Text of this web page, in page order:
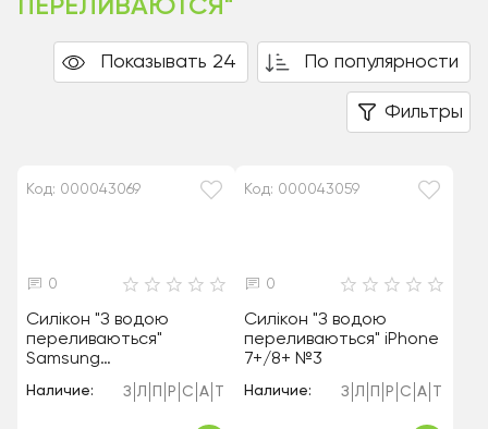
ПЕРЕЛИВАЮТСЯ"
Показывать 24 По популярности
Фильтры
Код: 000043069
0
Силікон "З водою
переливаються"
Samsung
A205/A20/A305/A30/M1
0S/M107 №1
Наличие: З Л Р С А
Код: 000043059
0
Силікон "З водою
переливаються" iPhone
7+/8+ №3
Наличие: З Л Р С А